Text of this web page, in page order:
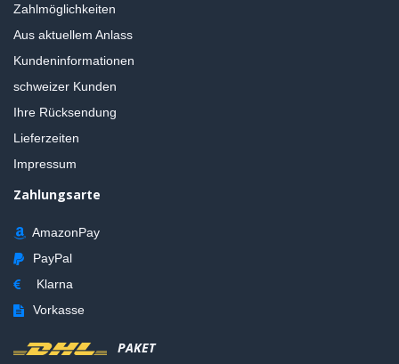
Zahlmöglichkeiten
Aus aktuellem Anlass
Kundeninformationen
schweizer Kunden
Ihre Rücksendung
Lieferzeiten
Impressum
Zahlungsarte
AmazonPay
PayPal
Klarna
Vorkasse
PAKET